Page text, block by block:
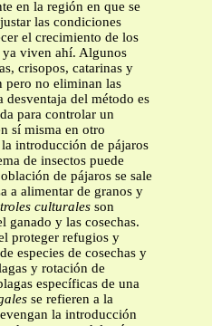
en la región en que se
las condiciones
el crecimiento de los
ya viven ahí. Algunos
crisopos, catarinas y
pero no eliminan las
desventaja del método es
para controlar un
sí misma en otro
introducción de pájaros
de insectos puede
de pájaros se sale
a alimentar de granos y
culturales son
ganado y las cosechas.
proteger refugios y
especies de cosechas y
y rotación de
específicas de una
se refieren a la
la introducción